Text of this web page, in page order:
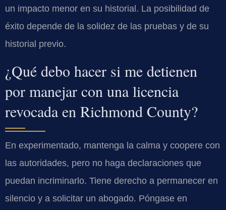
un impacto menor en su historial. La posibilidad de
éxito depende de la solidez de las pruebas y de su
historial previo.
¿Qué debo hacer si me detienen
por manejar con una licencia
revocada en Richmond County?
En experimentado, mantenga la calma y coopere con
las autoridades, pero no haga declaraciones que
puedan incriminarlo. Tiene derecho a permanecer en
silencio y a solicitar un abogado. Póngase en